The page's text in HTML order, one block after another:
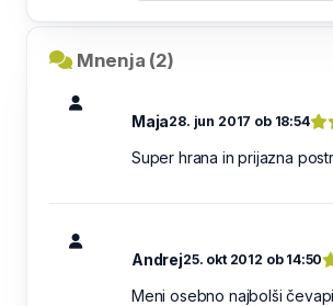
Mnenja (2)
Maja28. jun 2017 ob 18:54
Super hrana in prijazna
Andrej25. okt 2012 ob 14:50
Meni osebno najbolši čevapi